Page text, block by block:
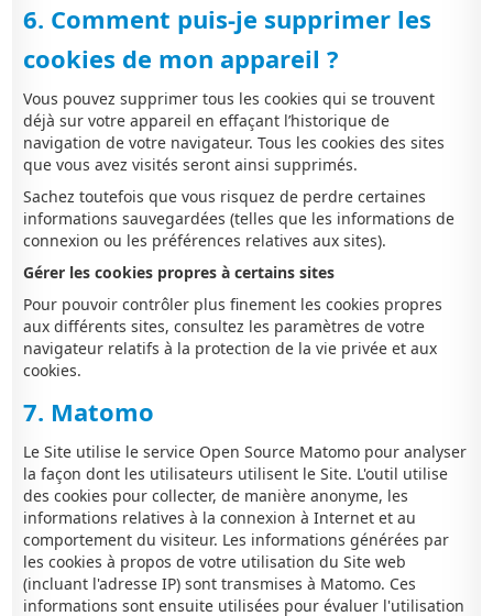
6. Comment puis-je supprimer les
cookies de mon appareil ?
Vous pouvez supprimer tous les cookies qui se trouvent
déjà sur votre appareil en effaçant l’historique de
navigation de votre navigateur. Tous les cookies des sites
que vous avez visités seront ainsi supprimés.
Sachez toutefois que vous risquez de perdre certaines
informations sauvegardées (telles que les informations de
connexion ou les préférences relatives aux sites).
Gérer les cookies propres à certains sites
Pour pouvoir contrôler plus finement les cookies propres
aux différents sites, consultez les paramètres de votre
navigateur relatifs à la protection de la vie privée et aux
cookies.
7. Matomo
Le Site utilise le service Open Source Matomo pour analyser
la façon dont les utilisateurs utilisent le Site. L'outil utilise
des cookies pour collecter, de manière anonyme, les
informations relatives à la connexion à Internet et au
comportement du visiteur. Les informations générées par
les cookies à propos de votre utilisation du Site web
(incluant l'adresse IP) sont transmises à Matomo. Ces
informations sont ensuite utilisées pour évaluer l'utilisation